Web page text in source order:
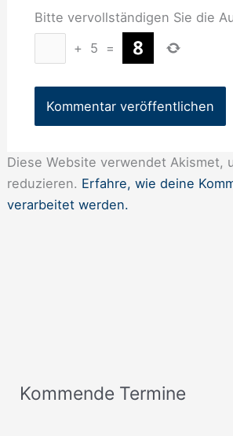
Bitte vervollständigen Sie die
+ 5 =
Diese Website verwendet Akismet,
reduzieren. Erfahre, wie deine
verarbeitet werden.
Kommende Termine
A